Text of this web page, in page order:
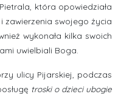
która opowiedziała
zawierzenia swojego życia
wykonała kilka swoich
uwielbiali Boga.
ulicy Pijarskiej, podczas
troski o dzieci ubogie